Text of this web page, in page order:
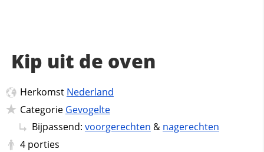
Kip uit de oven
Herkomst Nederland
Categorie Gevogelte
Bijpassend: voorgerechten & nagerechten
4 porties